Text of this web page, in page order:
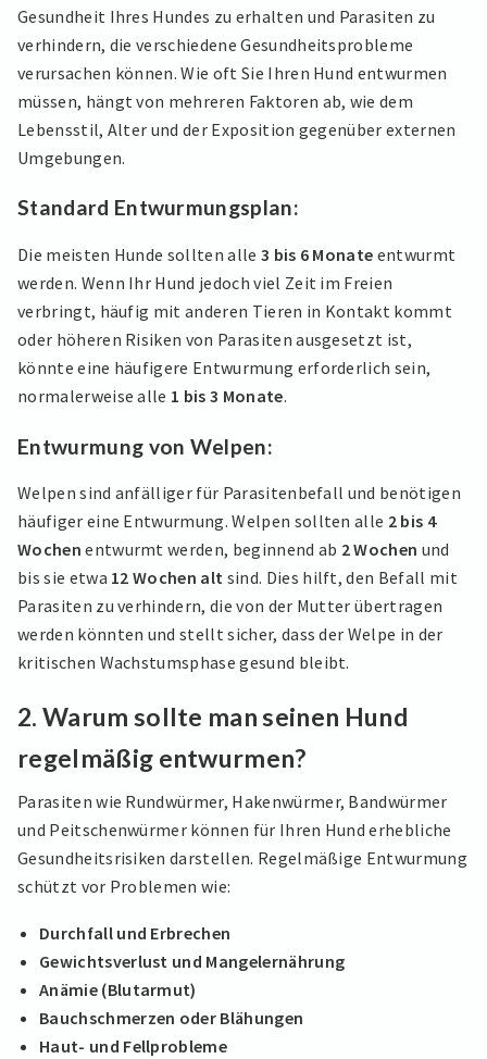
Gesundheit Ihres Hundes zu erhalten und Parasiten zu
verhindern, die verschiedene Gesundheitsprobleme
verursachen können. Wie oft Sie Ihren Hund entwurmen
müssen, hängt von mehreren Faktoren ab, wie dem
Lebensstil, Alter und der Exposition gegenüber externen
Umgebungen.
Standard Entwurmungsplan:
Die meisten Hunde sollten alle 3 bis 6 Monate entwurmt
werden. Wenn Ihr Hund jedoch viel Zeit im Freien
verbringt, häufig mit anderen Tieren in Kontakt kommt
oder höheren Risiken von Parasiten ausgesetzt ist,
könnte eine häufigere Entwurmung erforderlich sein,
normalerweise alle 1 bis 3 Monate.
Entwurmung von Welpen:
Welpen sind anfälliger für Parasitenbefall und benötigen
häufiger eine Entwurmung. Welpen sollten alle 2 bis 4
Wochen entwurmt werden, beginnend ab 2 Wochen und
bis sie etwa 12 Wochen alt sind. Dies hilft, den Befall mit
Parasiten zu verhindern, die von der Mutter übertragen
werden könnten und stellt sicher, dass der Welpe in der
kritischen Wachstumsphase gesund bleibt.
2. Warum sollte man seinen Hund
regelmäßig entwurmen?
Parasiten wie Rundwürmer, Hakenwürmer, Bandwürmer
und Peitschenwürmer können für Ihren Hund erhebliche
Gesundheitsrisiken darstellen. Regelmäßige Entwurmung
schützt vor Problemen wie:
Durchfall und Erbrechen
Gewichtsverlust und Mangelernährung
Anämie (Blutarmut)
Bauchschmerzen oder Blähungen
Haut- und Fellprobleme